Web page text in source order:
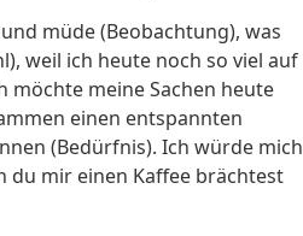
müde (Beobachtung), was
weil ich heute noch so viel auf
möchte meine Sachen heute
einen entspannten
(Bedürfnis). Ich würde mich
du mir einen Kaffee brächtest